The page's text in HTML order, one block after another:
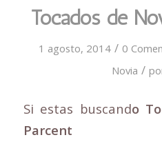
Tocados de
1 agosto, 2014 / 0
Novia /
Si estas buscando
Parcent